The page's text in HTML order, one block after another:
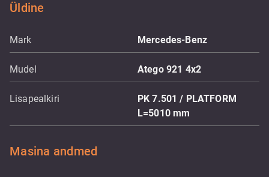
Üldine
Mark Mercedes-Benz
Mudel Atego 921 4x2
Lisapealkiri
PK 7.501 / PLATFORM
L=5010 mm
Masina andmed